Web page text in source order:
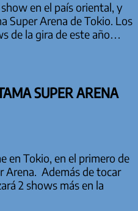
en el país oriental, y
Super Arena de Tokio. Los
de la gira de este año…
SUPER ARENA
en Tokio, en el primero de
Arena. Además de tocar
2 shows más en la